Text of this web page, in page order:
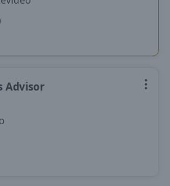
Advisor